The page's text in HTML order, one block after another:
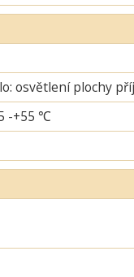
osvětlení plochy
-+55 ℃